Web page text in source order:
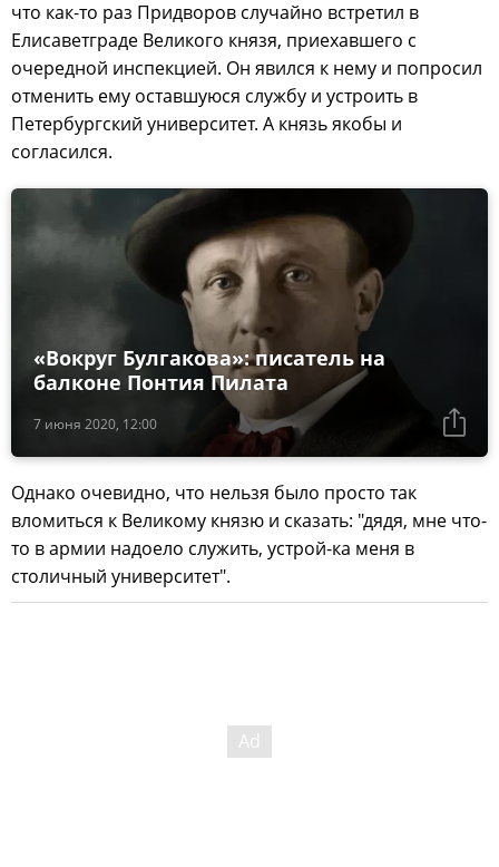
что как-то раз Придворов случайно встретил в
Елисаветграде Великого князя, приехавшего с
очередной инспекцией. Он явился к нему и попросил
отменить ему оставшуюся службу и устроить в
Петербургский университет. А князь якобы и
согласился.
7 июня 2020, 12:00
«Вокруг Булгакова»: писатель на
балконе Понтия Пилата
Однако очевидно, что нельзя было просто так
вломиться к Великому князю и сказать: "дядя, мне что-
то в армии надоело служить, устрой-ка меня в
столичный университет".